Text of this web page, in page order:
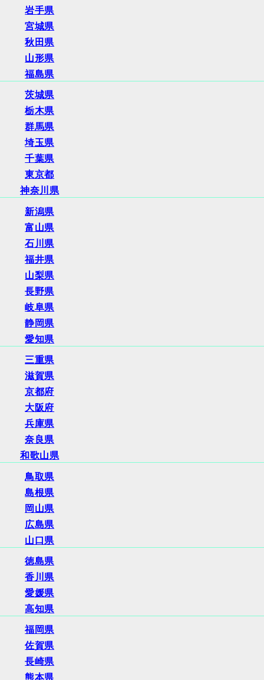
岩手県
宮城県
秋田県
山形県
福島県
茨城県
栃木県
群馬県
埼玉県
千葉県
東京都
神奈川県
新潟県
富山県
石川県
福井県
山梨県
長野県
岐阜県
静岡県
愛知県
三重県
滋賀県
京都府
大阪府
兵庫県
奈良県
和歌山県
鳥取県
島根県
岡山県
広島県
山口県
徳島県
香川県
愛媛県
高知県
福岡県
佐賀県
長崎県
熊本県